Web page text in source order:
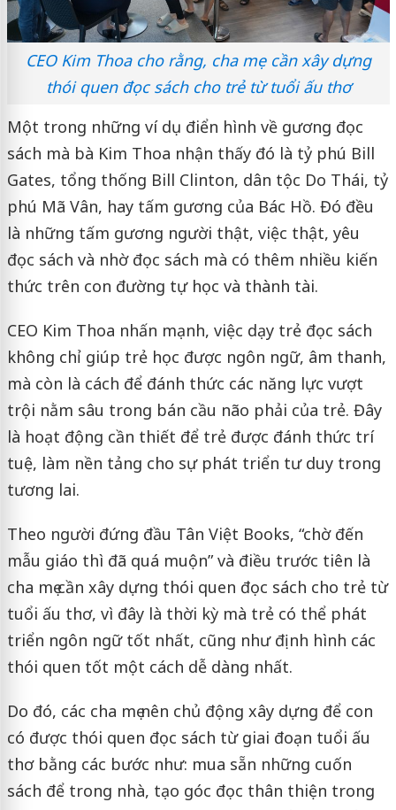
CEO Kim Thoa cho rằng, cha mẹ cần xây dựng
thói quen đọc sách cho trẻ từ tuổi ấu thơ
Một trong những ví dụ điển hình về gương đọc
sách mà bà Kim Thoa nhận thấy đó là tỷ phú Bill
Gates, tổng thống Bill Clinton, dân tộc Do Thái, tỷ
phú Mã Vân, hay tấm gương của Bác Hồ. Đó đều
là những tấm gương người thật, việc thật, yêu
đọc sách và nhờ đọc sách mà có thêm nhiều kiến
thức trên con đường tự học và thành tài.
CEO Kim Thoa nhấn mạnh, việc dạy trẻ đọc sách
không chỉ giúp trẻ học được ngôn ngữ, âm thanh,
mà còn là cách để đánh thức các năng lực vượt
trội nằm sâu trong bán cầu não phải của trẻ. Đây
là hoạt động cần thiết để trẻ được đánh thức trí
tuệ, làm nền tảng cho sự phát triển tư duy trong
tương lai.
Theo người đứng đầu Tân Việt Books, “chờ đến
mẫu giáo thì đã quá muộn” và điều trước tiên là
cha mẹ cần xây dựng thói quen đọc sách cho trẻ từ
tuổi ấu thơ, vì đây là thời kỳ mà trẻ có thể phát
triển ngôn ngữ tốt nhất, cũng như định hình các
thói quen tốt một cách dễ dàng nhất.
Do đó, các cha mẹ nên chủ động xây dựng để con
có được thói quen đọc sách từ giai đoạn tuổi ấu
thơ bằng các bước như: mua sẵn những cuốn
sách để trong nhà, tạo góc đọc thân thiện trong